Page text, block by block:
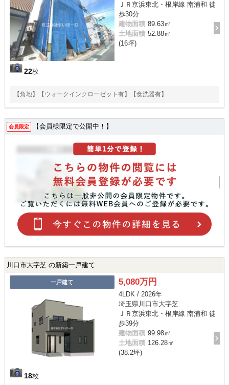
22枚
ＪＲ京浜東北・根岸線 南浦和 徒
歩30分
建物面積 89.63㎡
土地面積 52.88㎡
(16坪)
【角地】【ウォークインクローゼット有】【食洗器有】
会員限定 【会員様限定で公開中！】
川口市大字芝 の新築一戸建て
一戸建て
18枚
5,080万円
4LDK / 2026年
埼玉県川口市大字芝
ＪＲ京浜東北・根岸線 南浦和 徒
歩39分
建物面積 99.98㎡
土地面積 126.28㎡
(38.2坪)